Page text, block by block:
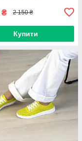
₴ 2 150 ₴
Купити